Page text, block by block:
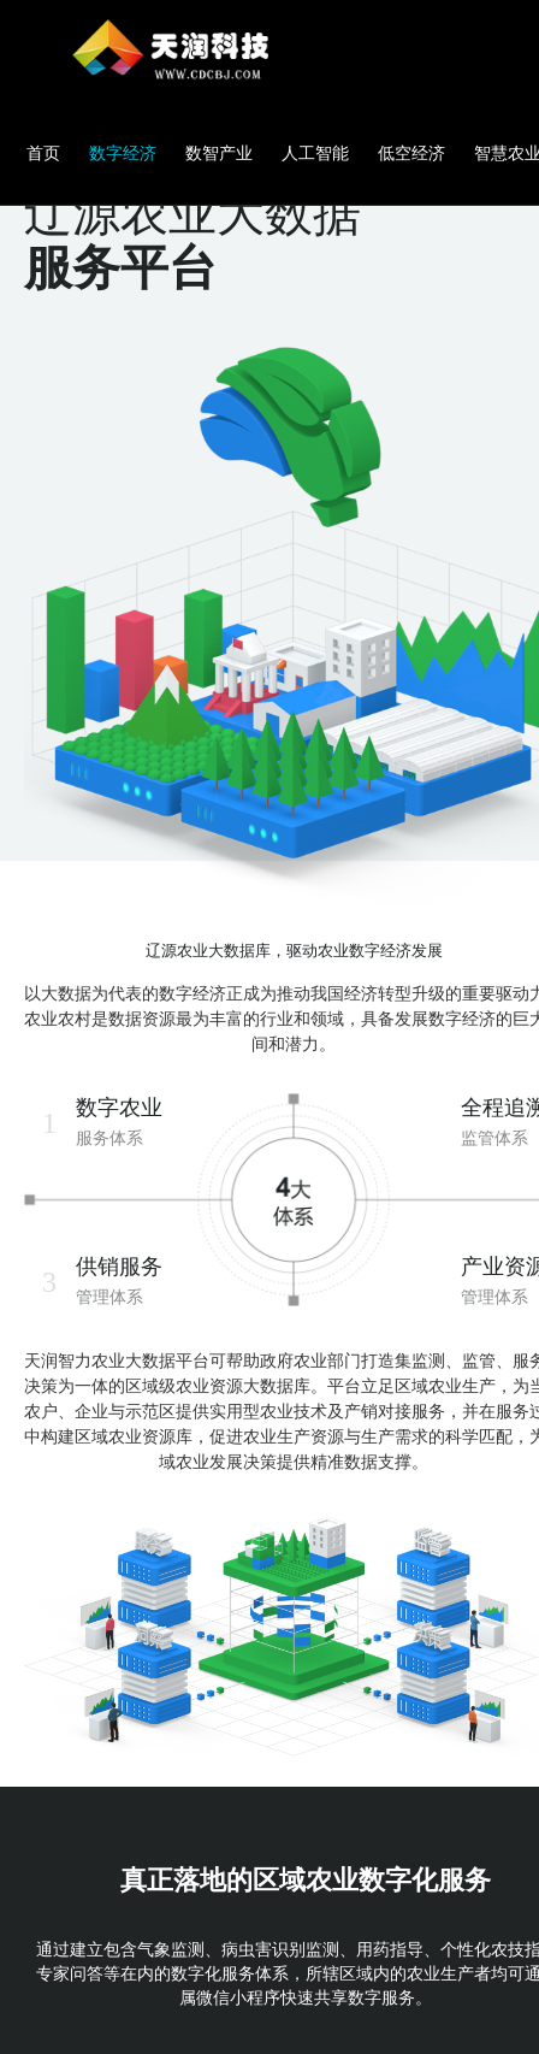
首页 数字经济 数智产业 人工智能 低空经济 智慧农
辽源农业大数据
服务平台
辽源农业大数据库，驱动农业数字经济发展
以大数据为代表的数字经济正成为推动我国经济转型升级的重要驱动
农业农村是数据资源最为丰富的行业和领域，具备发展数字经济的巨
间和潜力。
1 数字农业
服务体系
全程追
监管体系
3 供销服务
管理体系
产业资
管理体系
天润智力农业大数据平台可帮助政府农业部门打造集监测、监管、服
决策为一体的区域级农业资源大数据库。平台立足区域农业生产，为
农户、企业与示范区提供实用型农业技术及产销对接服务，并在服务
中构建区域农业资源库，促进农业生产资源与生产需求的科学匹配，
域农业发展决策提供精准数据支撑。
真正落地的区域农业数字化服务
通过建立包含气象监测、病虫害识别监测、用药指导、个性化农技
专家问答等在内的数字化服务体系，所辖区域内的农业生产者均可
属微信小程序快速共享数字服务。